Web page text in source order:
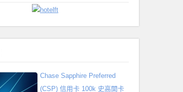
Chase Sapphire Preferred
(CSP) 信用卡 100k 史高開卡